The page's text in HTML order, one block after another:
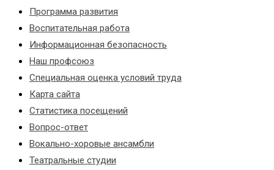
Программа развития
Воспитательная работа
Информационная безопасность
Наш профсоюз
Специальная оценка условий труда
Карта сайта
Статистика посещений
Вопрос-ответ
Вокально-хоровые ансамбли
Театральные студии